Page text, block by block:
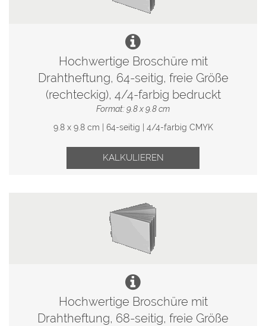
Hochwertige Broschüre mit
Drahtheftung, 64-seitig, freie Größe
(rechteckig), 4/4-farbig bedruckt
Format: 9.8 x 9.8 cm
9.8 x 9.8 cm | 64-seitig | 4/4-farbig CMYK
KALKULIEREN
Hochwertige Broschüre mit
Drahtheftung, 68-seitig, freie Größe